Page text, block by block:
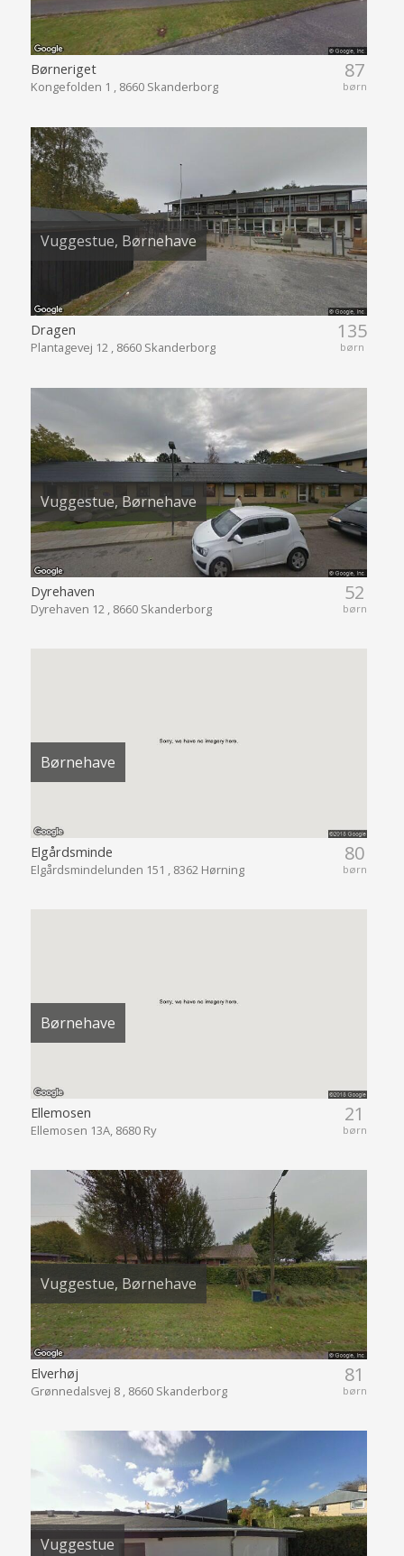
87
børn
Børneriget
Kongefolden 1 , 8660 Skanderborg
Vuggestue, Børnehave
135
børn
Dragen
Plantagevej 12 , 8660 Skanderborg
Vuggestue, Børnehave
52
børn
Dyrehaven
Dyrehaven 12 , 8660 Skanderborg
Børnehave
80
børn
Elgårdsminde
Elgårdsmindelunden 151 , 8362 Hørning
Børnehave
21
børn
Ellemosen
Ellemosen 13A, 8680 Ry
Vuggestue, Børnehave
81
børn
Elverhøj
Grønnedalsvej 8 , 8660 Skanderborg
Vuggestue